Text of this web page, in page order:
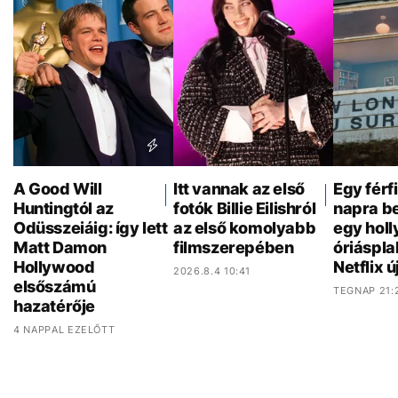
A Good Will
Huntingtól az
Odüsszeiáig: így lett
Matt Damon
Hollywood
elsőszámú
hazatérője
4 NAPPAL EZELŐTT
Itt vannak az első
fotók Billie Eilishról
az első komolyabb
filmszerepében
2026.8.4 10:41
Egy
napra
egy
Netflix
TEGNAP